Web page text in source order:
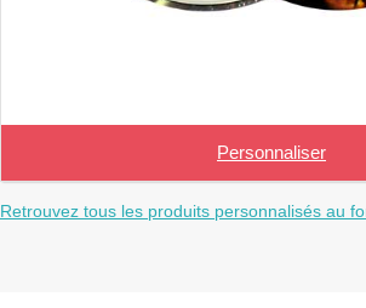
Personnaliser
Retrouvez tous les produits personnalisés au